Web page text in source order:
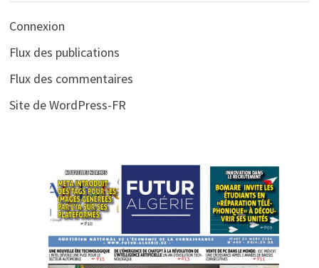
Connexion
Flux des publications
Flux des commentaires
Site de WordPress-FR